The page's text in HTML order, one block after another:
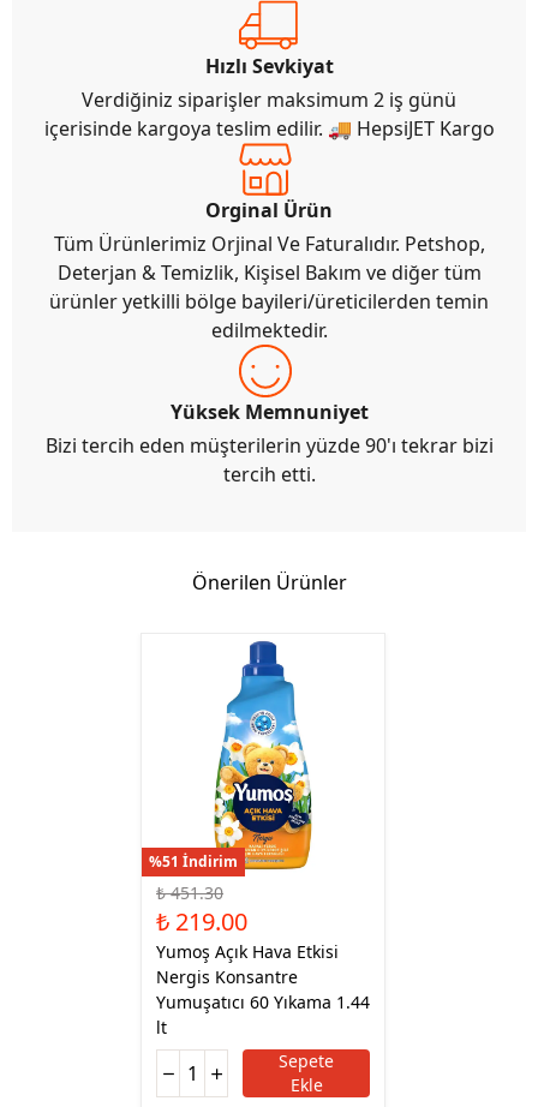
Hızlı Sevkiyat
Verdiğiniz siparişler maksimum 2 iş günü
içerisinde kargoya teslim edilir. 🚚 HepsiJET Kargo
Orginal Ürün
Tüm Ürünlerimiz Orjinal Ve Faturalıdır. Petshop,
Deterjan & Temizlik, Kişisel Bakım ve diğer tüm
ürünler yetkilli bölge bayileri/üreticilerden temin
edilmektedir.
Yüksek Memnuniyet
Bizi tercih eden müşterilerin yüzde 90'ı tekrar bizi
tercih etti.
Önerilen Ürünler
%51 İndirim
₺ 451.30
₺ 219.00
Yumoş Açık Hava Etkisi
Nergis Konsantre
Yumuşatıcı 60 Yıkama 1.44
lt
Sepete
Ekle